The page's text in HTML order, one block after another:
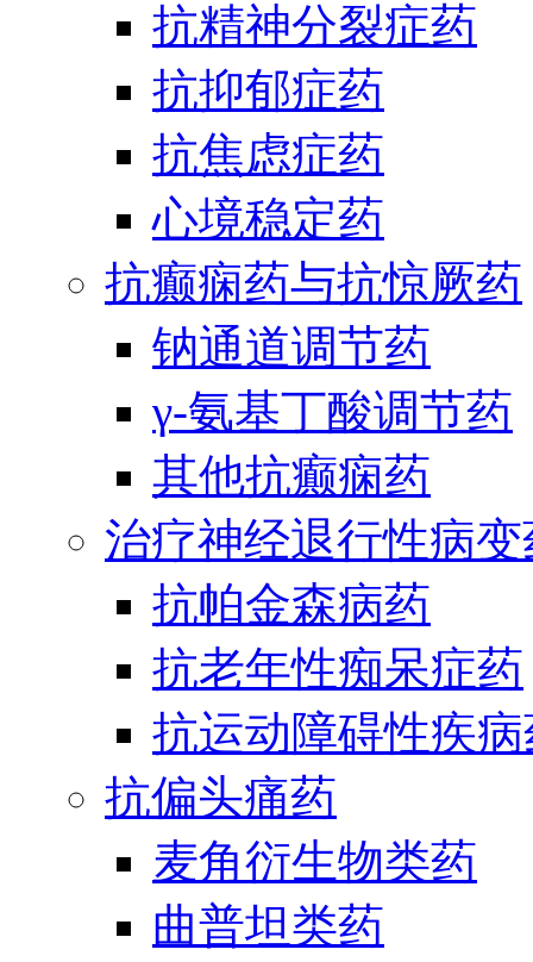
抗精神分裂症药
抗抑郁症药
抗焦虑症药
心境稳定药
抗癫痫药与抗惊厥药
钠通道调节药
γ-氨基丁酸调节药
其他抗癫痫药
治疗神经退行性病
抗帕金森病药
抗老年性痴呆症药
抗运动障碍性疾
抗偏头痛药
麦角衍生物类药
曲普坦类药